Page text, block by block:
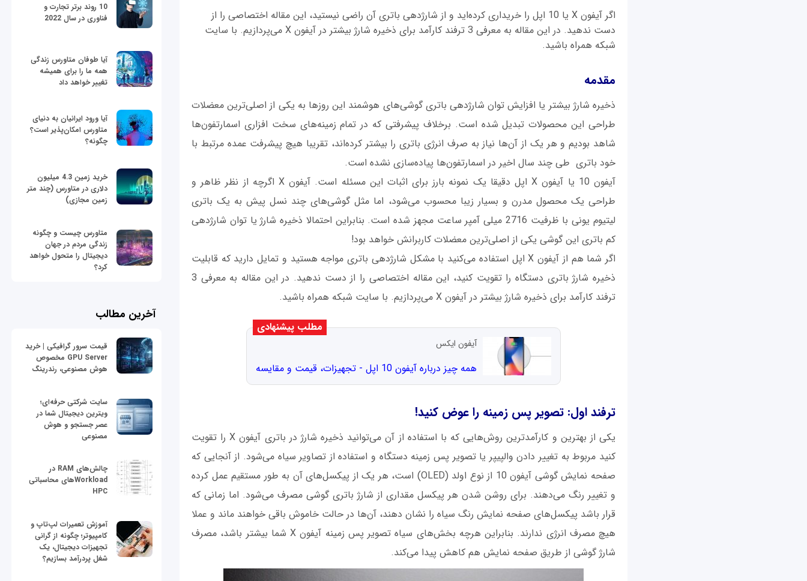
اگر آیفون X یا 10 اپل را خریداری کرده‌اید و از شارژدهی باتری آن راضی نیستید، این مقاله اختصاصی را از
دست ندهید. در این مقاله به معرفی 3 ترفند کارآمد برای ذخیره شارژ بیشتر در آیفون X می‌پردازیم. با سایت
شبکه همراه باشید.
مقدمه
ذخیره شارژ بیشتر یا افزایش توان شارژدهی باتری گوشی‌های هوشمند این روزها به یکی از اصلی‌ترین معضلات
طراحی این محصولات تبدیل شده است. برخلاف پیشرفتی که در تمام زمینه‌های سخت افزاری اسمارتفون‌ها
شاهد بودیم و هر یک از آن‌ها نیاز به صرف انرژی باتری را بیشتر کرده‌اند، تقریبا هیچ پیشرفت عمده مرتبط با
خود باتری طی چند سال اخیر در اسمارتفون‌ها پیاده‌سازی نشده است.
آیفون 10 یا آیفون X اپل دقیقا یک نمونه بارز برای اثبات این مسئله است. آیفون X اگرچه از نظر ظاهر و
طراحی یک محصول مدرن و بسیار زیبا محسوب می‌شود، اما مثل گوشی‌های چند نسل پیش به یک باتری
لیتیوم یونی با ظرفیت 2716 میلی آمپر ساعت مجهز شده است. بنابراین احتمالا ذخیره شارژ یا توان شارژدهی
کم باتری این گوشی یکی از اصلی‌ترین معضلات کاربرانش خواهد بود!
اگر شما هم از آیفون X اپل استفاده می‌کنید با مشکل شارژدهی باتری مواجه هستید و تمایل دارید که قابلیت
ذخیره شارژ باتری دستگاه را تقویت کنید، این مقاله اختصاصی را از دست ندهید. در این مقاله به معرفی 3
ترفند کارآمد برای ذخیره شارژ بیشتر در آیفون X می‌پردازیم. با سایت شبکه همراه باشید.
مطلب پیشنهادی
آیفون ایکس
همه چیز درباره آیفون 10 اپل - تجهیزات، قیمت و مقایسه
ترفند اول: تصویر پس زمینه را عوض کنید!
یکی از بهترین و کارآمدترین روش‌هایی که با استفاده از آن می‌توانید ذخیره شارژ در باتری آیفون X را تقویت
کنید مربوط به تغییر دادن والپیپر یا تصویر پس زمینه دستگاه و استفاده از تصاویر سیاه می‌شود. از آنجایی که
صفحه نمایش گوشی آیفون 10 از نوع اولد (OLED) است، هر یک از پیکسل‌های آن به طور مستقیم عمل کرده
و تغییر رنگ می‌دهند. برای روشن شدن هر پیکسل مقداری از شارژ باتری گوشی مصرف می‌شود. اما زمانی که
قرار باشد پیکسل‌های صفحه نمایش رنگ سیاه را نشان دهند، آن‌ها در حالت خاموش باقی خواهند ماند و عملا
هیچ مصرف انرژی ندارند. بنابراین هرچه بخش‌های سیاه تصویر پس زمینه آیفون X شما بیشتر باشد، مصرف
شارژ گوشی از طریق صفحه نمایش هم کاهش پیدا می‌کند.
10 روند برتر تجارت و
فناوری در سال 2022
آیا طوفان متاورس زندگی
همه ما را برای همیشه
تغییر خواهد داد
آیا ورود ایرانیان به دنیای
متاورس امکان‌پذیر است؟
چگونه؟
خرید زمین 4.3 میلیون
دلاری در متاورس (چند متر
زمین مجازی)
متاورس چیست و چگونه
زندگی مردم در جهان
دیجیتال را متحول خواهد
کرد؟
آخرین مطالب
قیمت سرور گرافیکی | خرید
GPU Server مخصوص
هوش مصنوعی، رندرینگ
سایت شرکتی حرفه‌ای؛
ویترین دیجیتال شما در
عصر جستجو و هوش
مصنوعی
چالش‌های RAM در
Workloadهای محاسباتی
HPC
آموزش تعمیرات لپ‌تاپ و
کامپیوتر؛ چگونه از گرانی
تجهیزات دیجیتال، یک
شغل پردرآمد بسازیم؟